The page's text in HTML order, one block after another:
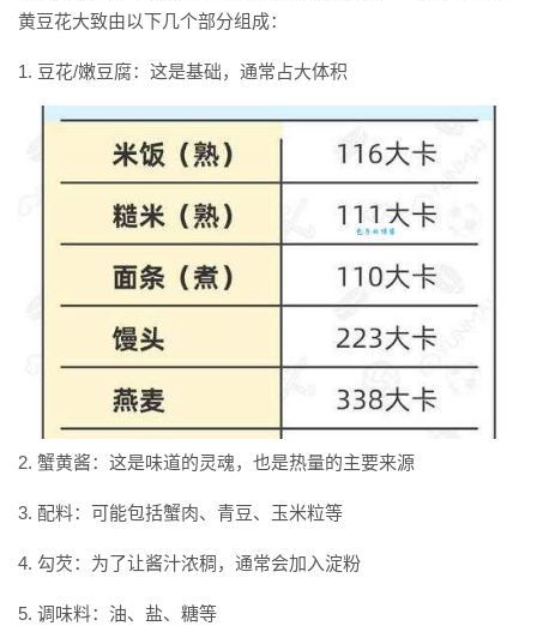
黄豆花大致由以下几个部分组成：
1. 豆花/嫩豆腐：这是基础，通常占大体积
2. 蟹黄酱：这是味道的灵魂，也是热量的主要来源
3. 配料：可能包括蟹肉、青豆、玉米粒等
4. 勾芡：为了让酱汁浓稠，通常会加入淀粉
5. 调味料：油、盐、糖等